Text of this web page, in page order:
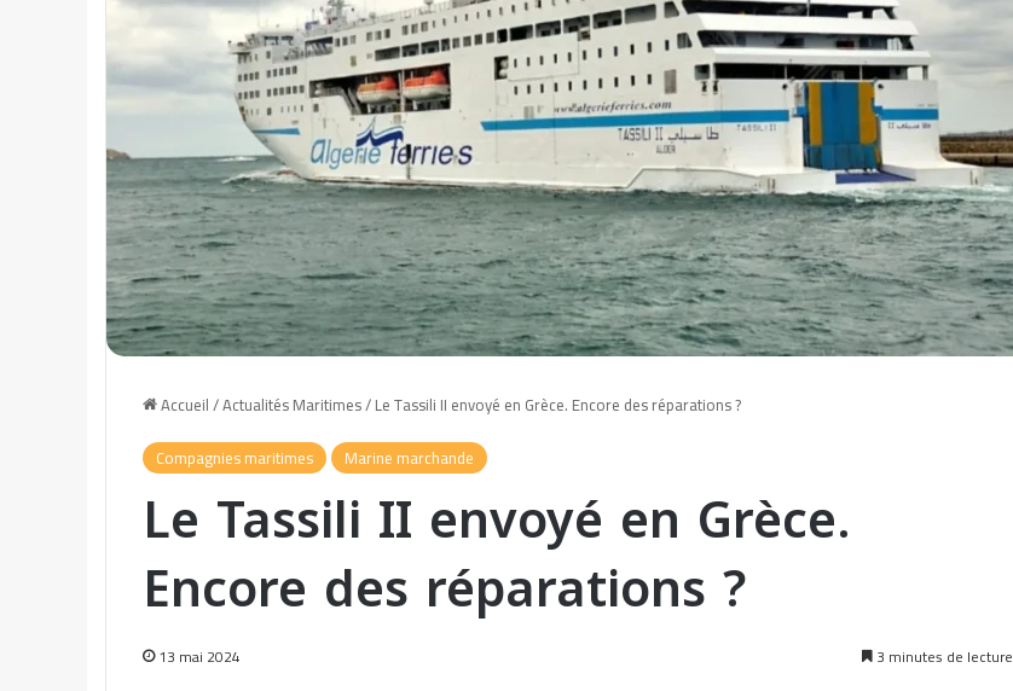
Accueil/Actualités Maritimes/Le Tassili II envoyé en Grèce. Encore des réparations ?
Compagnies maritimes
Marine marchande
Le Tassili II envoyé en Grèce.
Encore des réparations ?
13 mai 2024 3 minutes de lecture